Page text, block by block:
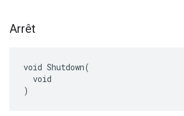
Arrêt
void Shutdown(
  void
)